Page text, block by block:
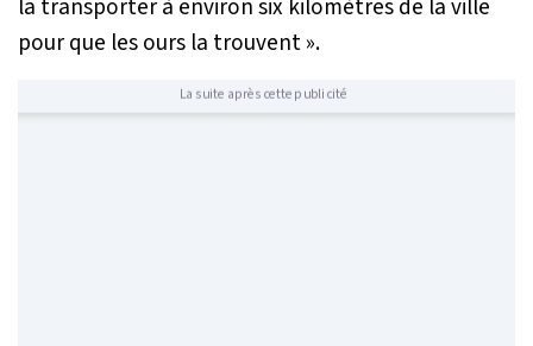
la transporter à environ six kilomètres de la ville
pour que les ours la trouvent ».
La suite après cette publicité